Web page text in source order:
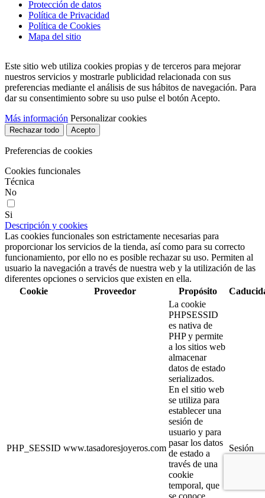
Protección de datos
Política de Privacidad
Política de Cookies
Mapa del sitio
Este sitio web utiliza cookies propias y de terceros para mejorar
nuestros servicios y mostrarle publicidad relacionada con sus
preferencias mediante el análisis de sus hábitos de navegación. Para
dar su consentimiento sobre su uso pulse el botón Acepto.
Más información Personalizar cookies
Rechazar todo Acepto
Preferencias de cookies
Cookies funcionales
Técnica
No
Si
Descripción y cookies
Las cookies funcionales son estrictamente necesarias para
proporcionar los servicios de la tienda, así como para su correcto
funcionamiento, por ello no es posible rechazar su uso. Permiten al
usuario la navegación a través de nuestra web y la utilización de las
diferentes opciones o servicios que existen en ella.
Cookie
Proveedor Propósito
PHP_SESSID www.tasadoresjoyeros.com
La cookie
PHPSESSID
es nativa de
PHP y permite
a los sitios web
almacenar
datos de estado
serializados.
En el sitio web
se utiliza para
establecer una
sesión de
usuario y para
pasar los datos
de estado a
través de una
cookie
temporal, que
se conoce
Sesión